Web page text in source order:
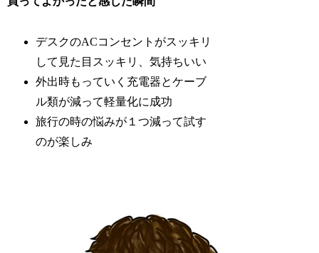
デスクのACコンセントがスッキリ
して見た目スッキリ、気持ちいい
外出時もっていく充電器とケーブ
ル類が減って軽量化に成功
旅行の時の悩みが１つ減って試す
のが楽しみ